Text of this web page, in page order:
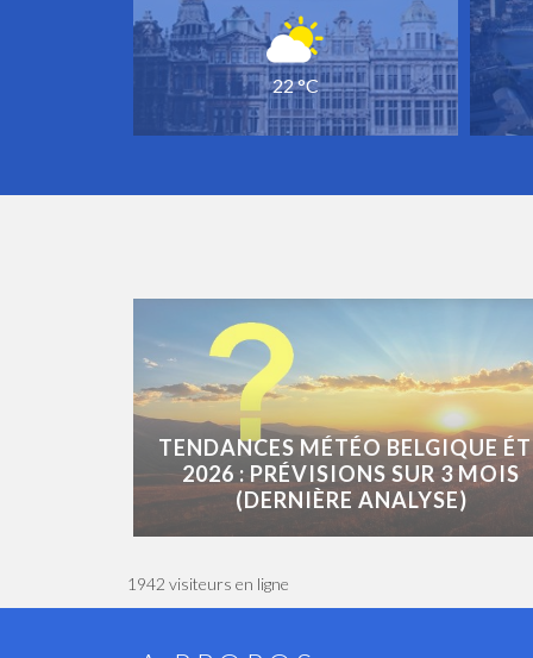
22 °C
TENDANCES MÉTÉO BELGIQUE
2026 : PRÉVISIONS SUR 3 MOIS
(DERNIÈRE ANALYSE)
1942 visiteurs en ligne